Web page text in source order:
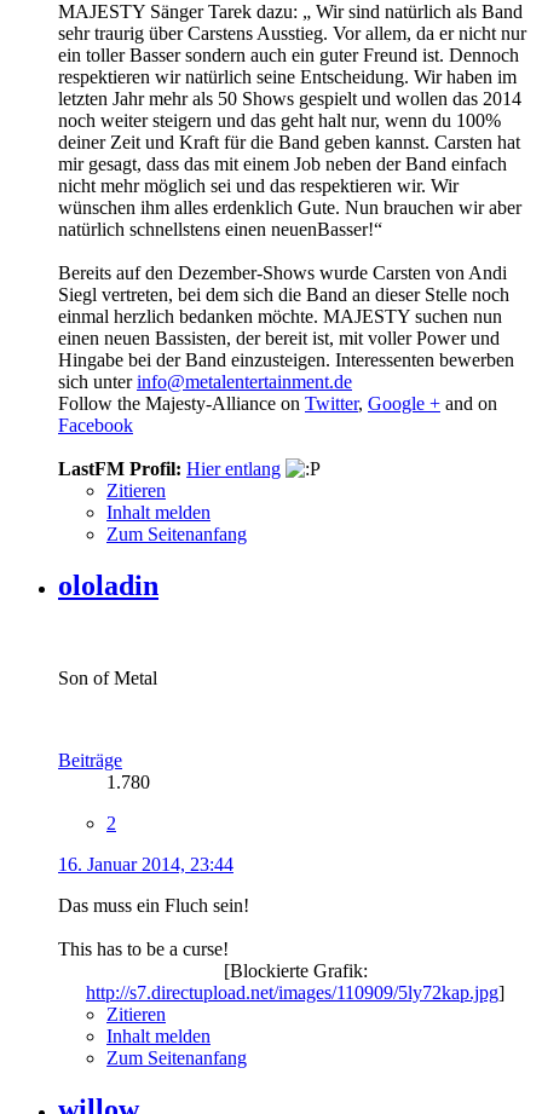
MAJESTY Sänger Tarek dazu: „ Wir sind natürlich als Band
sehr traurig über Carstens Ausstieg. Vor allem, da er nicht nur
ein toller Basser sondern auch ein guter Freund ist. Dennoch
respektieren wir natürlich seine Entscheidung. Wir haben im
letzten Jahr mehr als 50 Shows gespielt und wollen das 2014
noch weiter steigern und das geht halt nur, wenn du 100%
deiner Zeit und Kraft für die Band geben kannst. Carsten hat
mir gesagt, dass das mit einem Job neben der Band einfach
nicht mehr möglich sei und das respektieren wir. Wir
wünschen ihm alles erdenklich Gute. Nun brauchen wir aber
natürlich schnellstens einen neuenBasser!“
Bereits auf den Dezember-Shows wurde Carsten von Andi
Siegl vertreten, bei dem sich die Band an dieser Stelle noch
einmal herzlich bedanken möchte. MAJESTY suchen nun
einen neuen Bassisten, der bereit ist, mit voller Power und
Hingabe bei der Band einzusteigen. Interessenten bewerben
sich unterinfo@metalentertainment.de
Follow the Majesty-Alliance on Twitter, Google + and on
Facebook
LastFM Profil: Hier entlang
Zitieren
Inhalt melden
Zum Seitenanfang
ololadin
Son of Metal
Beiträge
1.780
2
16. Januar 2014, 23:44
Das muss ein Fluch sein!
This has to be a curse!
[Blockierte Grafik:
http://s7.directupload.net/images/110909/5ly72kap.jpg]
Zitieren
Inhalt melden
Zum Seitenanfang